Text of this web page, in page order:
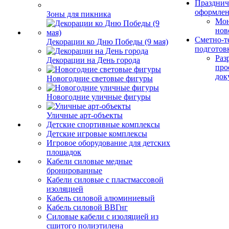
Зоны для пикника
Декорации ко Дню Победы (9 мая)
Декорации на День города
Новогодние световые фигуры
Новогодние уличные фигуры
Уличные арт-объекты
Детские спортивные комплексы
Детские игровые комплексы
Игровое оборудование для детских
площадок
Кабели силовые медные
бронированные
Кабели силовые с пластмассовой
изоляцией
Кабель силовой алюминиевый
Кабель силовой ВВГнг
Силовые кабели с изоляцией из
сшитого полиэтилена
Сметно-